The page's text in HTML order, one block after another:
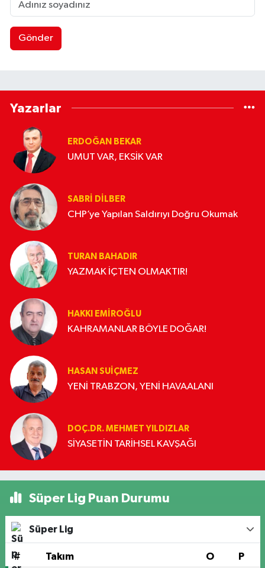
Gönder
Yazarlar
ERDOĞAN BEKAR
UMUT VAR, EKSİK VAR
SABRI DILBER
CHP’ye Yapılan Saldırıyı Doğru Okumak
TURAN BAHADIR
YAZMAK İÇTEN OLMAKTIR!
HAKKI EMİROĞLU
KAHRAMANLAR BÖYLE DOĞAR!
HASAN SUIÇMEZ
YENİ TRABZON, YENİ HAVAALANI
DOÇ.DR. MEHMET YILDIZLAR
SİYASETİN TARİHSEL KAVŞAĞI
Süper Lig Puan Durumu
Süper Lig
# Takım O P